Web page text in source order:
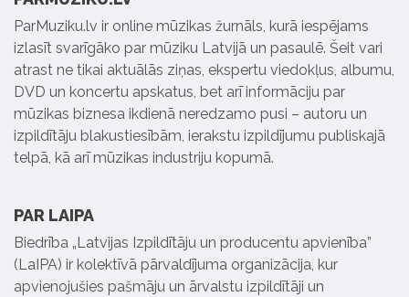
ParMuziku.lv ir online mūzikas žurnāls, kurā iespējams
izlasīt svarīgāko par mūziku Latvijā un pasaulē. Šeit vari
atrast ne tikai aktuālās ziņas, ekspertu viedokļus, albumu,
DVD un koncertu apskatus, bet arī informāciju par
mūzikas biznesa ikdienā neredzamo pusi – autoru un
izpildītāju blakustiesībām, ierakstu izpildījumu publiskajā
telpā, kā arī mūzikas industriju kopumā.
PAR LAIPA
Biedrība „Latvijas Izpildītāju un producentu apvienība”
(LaIPA) ir kolektīvā pārvaldījuma organizācija, kur
apvienojušies pašmāju un ārvalstu izpildītāji un